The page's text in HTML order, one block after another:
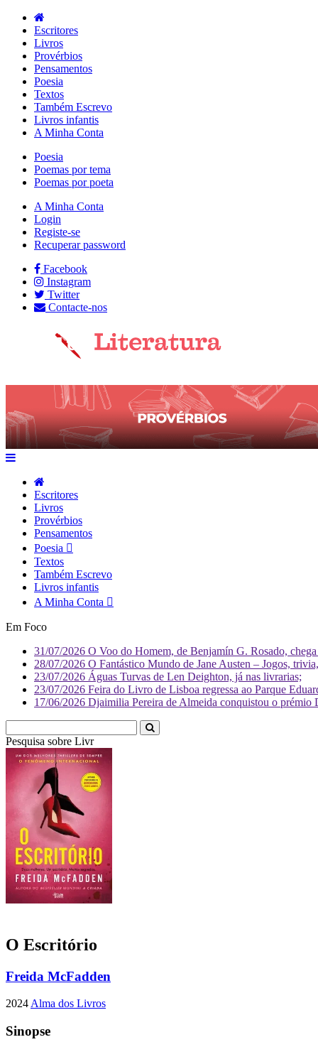
Escritores
Livros
Provérbios
Pensamentos
Poesia
Textos
Também Escrevo
Livros infantis
A Minha Conta
Poesia
Poemas por tema
Poemas por poeta
A Minha Conta
Login
Registe-se
Recuperar password
Facebook
Instagram
Twitter
Contacte-nos
Escritores
Livros
Provérbios
Pensamentos
Poesia
Textos
Também Escrevo
Livros infantis
A Minha Conta
Em Foco
31/07/2026 O Voo do Homem, de Benjamín G. Rosado,
28/07/2026 O Fantástico Mundo de Jane Austen – Jogos,
23/07/2026 Águas Turvas de Len Deighton, já nas livrarias;
23/07/2026 Feira do Livro de Lisboa regressa ao Parque
17/06/2026 Djaimilia Pereira de Almeida conquistou o
Pesquisa sobre Literatura
O Escritório
Freida McFadden
2024Alma dos Livros
Sinopse